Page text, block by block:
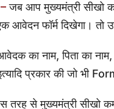
जब आप मुख्यमंत्री सीखो
आवेदन फॉर्म दिखेगा। तो
का नाम, पिता का
प्रकार की जो भी
तरह से मुख्यमंत्री सीखो